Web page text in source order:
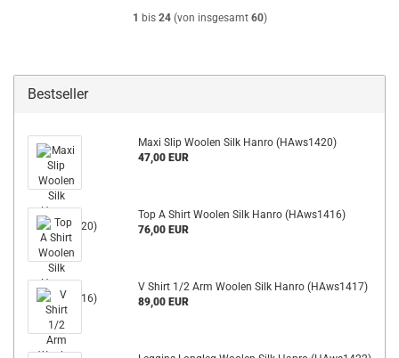
1 bis 24(von insgesamt 60)
Bestseller
Maxi Slip Woolen Silk Hanro (HAws1420)
47,00 EUR
Top A Shirt Woolen Silk Hanro (HAws1416)
76,00 EUR
V Shirt 1/2 Arm Woolen Silk Hanro (HAws1417)
89,00 EUR